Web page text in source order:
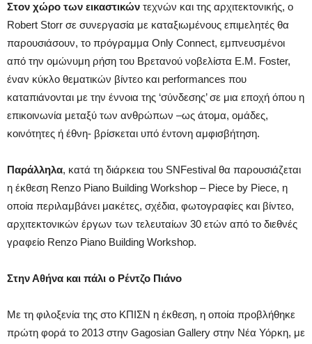
Στον χώρο των εικαστικών τεχνών και της αρχιτεκτονικής, ο
Robert Storr σε συνεργασία με καταξιωμένους επιμελητές θα
παρουσιάσουν, το πρόγραμμα Only Connect, εμπνευσμένοι
από την ομώνυμη ρήση του Βρετανού νοβελίστα E.M. Foster,
έναν κύκλο θεματικών βίντεο και performances που
καταπιάνονται με την έννοια της ‘σύνδεσης’ σε μια εποχή όπου η
επικοινωνία μεταξύ των ανθρώπων –ως άτομα, ομάδες,
κοινότητες ή έθνη- βρίσκεται υπό έντονη αμφισβήτηση.
Παράλληλα, κατά τη διάρκεια του SNFestival θα παρουσιάζεται
η έκθεση Renzo Piano Building Workshop – Piece by Piece, η
οποία περιλαμβάνει μακέτες, σχέδια, φωτογραφίες και βίντεο,
αρχιτεκτονικών έργων των τελευταίων 30 ετών από το διεθνές
γραφείο Renzo Piano Building Workshop.
Στην Αθήνα και πάλι ο Ρέντζο Πιάνο
Με τη φιλοξενία της στο ΚΠΙΣΝ η έκθεση, η οποία προβλήθηκε
πρώτη φορά το 2013 στην Gagosian Gallery στην Νέα Υόρκη, με